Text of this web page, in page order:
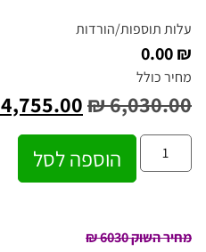
עלות תוספות/הורדות
₪ 0.00
מחיר כולל
₪6,030.00
4,755.00
הוספה לסל
מחיר השוק 6030
₪